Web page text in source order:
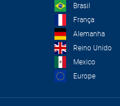
Brasil
França
Alemanha
Reino Unido
Mexico
Europe